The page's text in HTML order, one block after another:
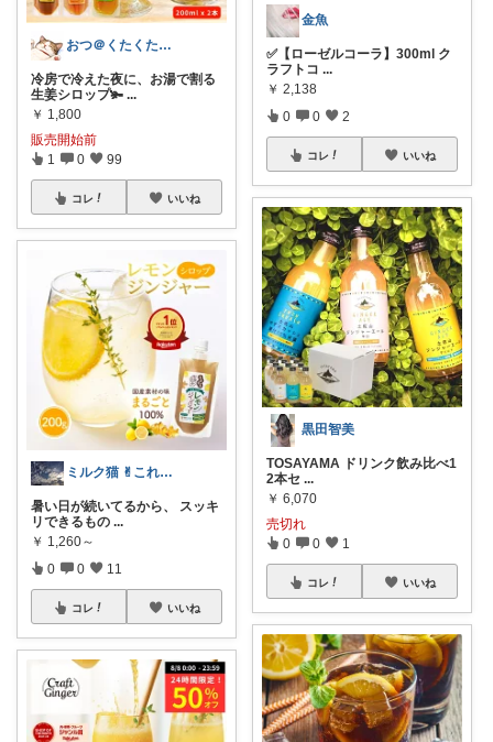
おつ＠くたくたのゆる健康
冷房で冷えた夜に、お湯で割る
生姜シロップ🫚 ...
￥ 1,800
販売開始前
1 0 99
コレ いいね
ミルク猫 ✌︎これええやん✌︎
暑い日が続いてるから、 スッキ
リできるもの ...
￥ 1,260～
0 0 11
コレ いいね
金魚
✅【ローゼルコーラ】300ml ク
ラフトコ ...
￥ 2,138
0 0 2
コレ いいね
黒田智美
TOSAYAMA ドリンク飲み比べ1
2本セ ...
￥ 6,070
売切れ
0 0 1
コレ いいね